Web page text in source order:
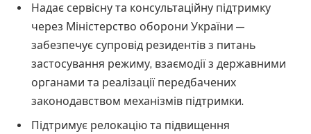
Надає сервісну та консультаційну підтримку
через Міністерство оборони України —
забезпечує супровід резидентів з питань
застосування режиму, взаємодії з державними
органами та реалізації передбачених
законодавством механізмів підтримки.
Підтримує релокацію та підвищення